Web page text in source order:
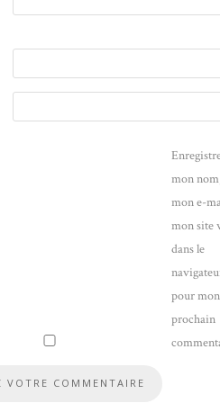
mon
mon e-
mon site
dans le
pour mon
prochain